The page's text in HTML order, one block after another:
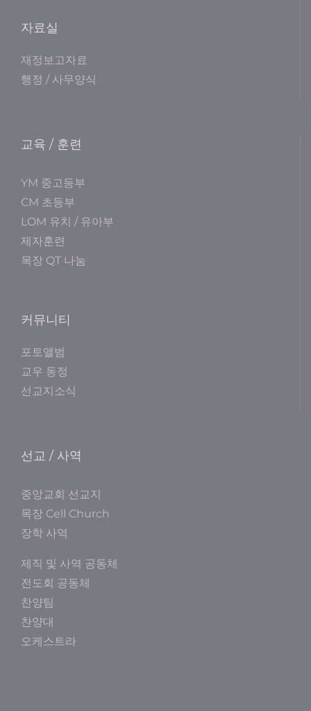
자료실
재정보고자료
행정 / 사무양식
교육 / 훈련
YM 중고등부
CM 초등부
LOM 유치 / 유아부
제자훈련
목장 QT 나눔
커뮤니티
포토앨범
교우 동정
선교지소식
선교 / 사역
중앙교회 선교지
목장 Cell Church
장학 사역
제직 및 사역 공동체
전도회 공동체
찬양팀
찬양대
오케스트라